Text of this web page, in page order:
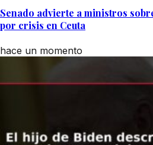
Senado advierte a ministros
por crisis en Ceuta
hace un momento